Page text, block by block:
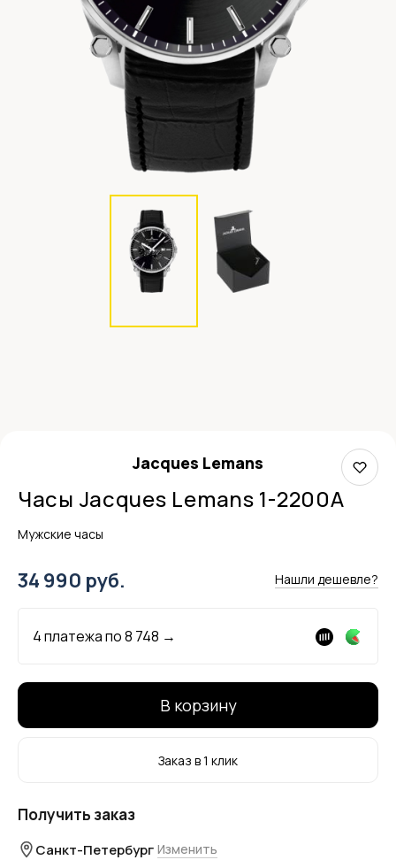
Jacques Lemans
Часы Jacques Lemans 1-2200A
Мужские часы
34 990 руб. Нашли дешевле?
4 платежа по8 748 →
В корзину
Заказ в 1 клик
Получить заказ
Санкт-Петербург Изменить